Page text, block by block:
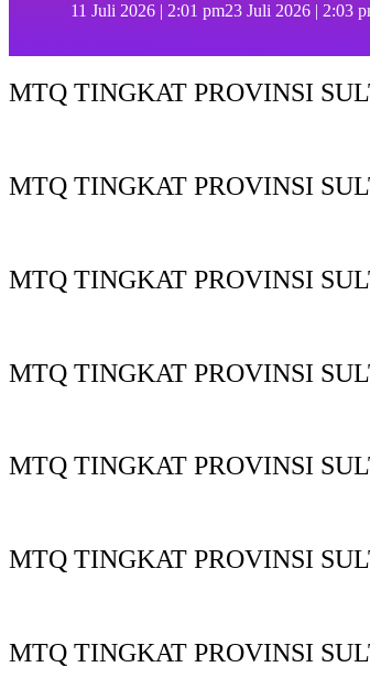
11 Juli 2026 | 2:01 pm23 Juli 2026 | 2:03
MTQ TINGKAT PROVINSI
MTQ TINGKAT PROVINSI
MTQ TINGKAT PROVINSI
MTQ TINGKAT PROVINSI
MTQ TINGKAT PROVINSI
MTQ TINGKAT PROVINSI
MTQ TINGKAT PROVINSI